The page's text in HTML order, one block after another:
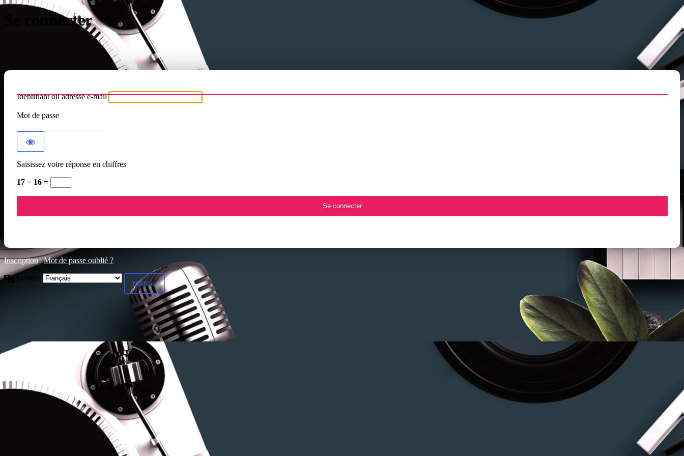
Se connecter
Identifiant ou adresse e-mail
Mot de passe
Saisissez votre réponse en chiffres
17 − 16 =
Inscription|Mot de passe oublié ?
Langue